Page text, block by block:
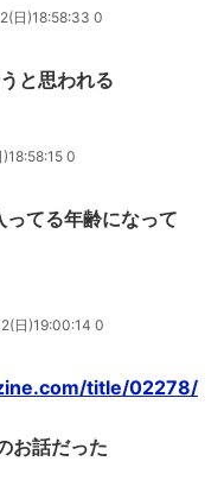
日)18:58:33 0
と思われる
0
てる年齢になって
日)19:00:14 0
title/02278/
お話だった